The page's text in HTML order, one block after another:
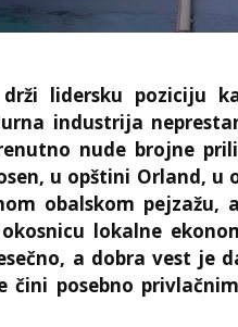
lidersku poziciju
industrija
nude brojne
u opštini Orland, u
obalskom
lokalne
a dobra vest je
čini posebno